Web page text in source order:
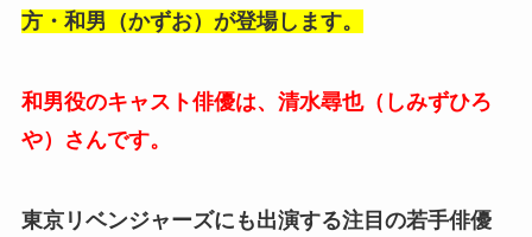
方・和男（かずお）が登場します。
和男役のキャスト俳優は、清水尋也（しみずひろ
や）さんです。
東京リベンジャーズにも出演する注目の若手俳優